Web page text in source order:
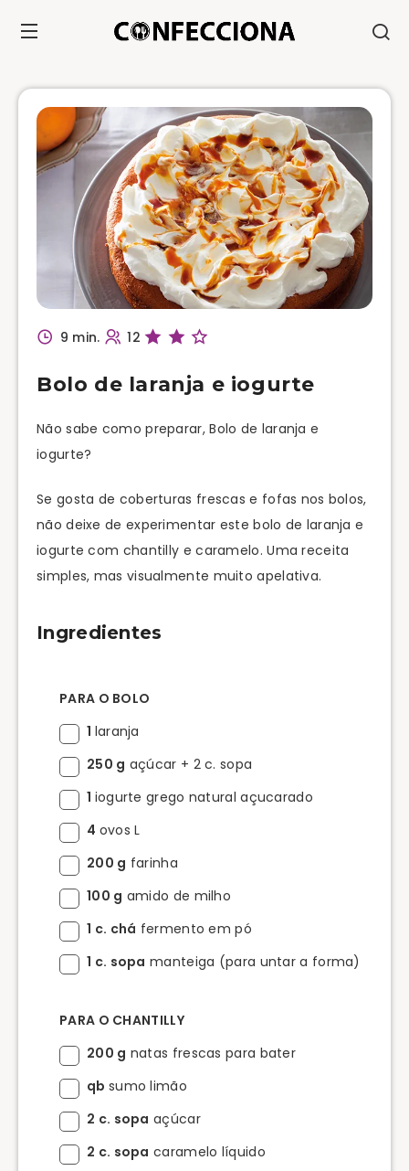
9 min. 12
Bolo de laranja e iogurte
Não sabe como preparar, Bolo de laranja e
iogurte?
Se gosta de coberturas frescas e fofas nos bolos,
não deixe de experimentar este bolo de laranja e
iogurte com chantilly e caramelo. Uma receita
simples, mas visualmente muito apelativa.
Ingredientes
PARA O BOLO
1 laranja
250 g açúcar + 2 c. sopa
1 iogurte grego natural açucarado
4 ovos L
200 g farinha
100 g amido de milho
1 c. chá fermento em pó
1 c. sopa manteiga (para untar a forma)
PARA O CHANTILLY
200 g natas frescas para bater
qb sumo limão
2 c. sopa açúcar
2 c. sopa caramelo líquido